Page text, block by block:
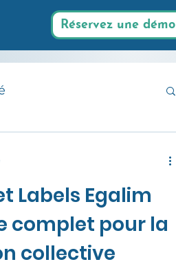
Réservez une démo
Labels Egalim
complet pour la
collective